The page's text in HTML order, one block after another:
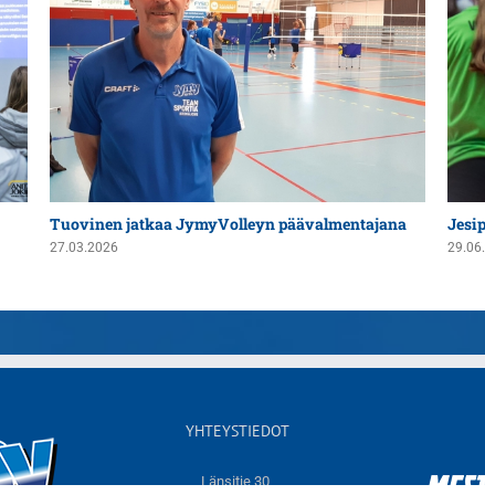
Jesipenko Liettuasta JymyVolleyn yleispelaajaksi
29.06.2026
YHTEYSTIEDOT
Länsitie 30,